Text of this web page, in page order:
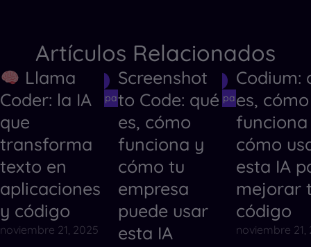
Artículos Relacionados
Herramientas de IA
Herramientas de IA para Crear Códigos
Llama
Coder: la IA
que
transforma
texto en
aplicaciones
y código
noviembre 21, 2025
Herramientas de IA
Herramientas de IA para Crear
Screenshot
to Code: qué
es, cómo
funciona y
cómo tu
empresa
puede usar
esta IA
Codium:
es, cómo
cómo
esta IA
mejorar
código
noviembre 21,